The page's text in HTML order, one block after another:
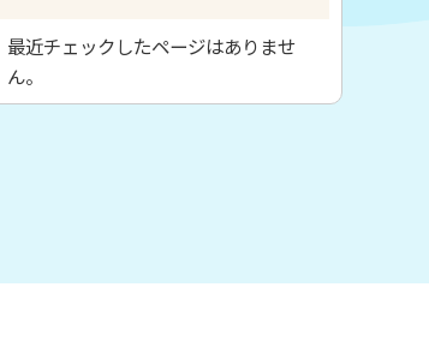
最近チェックしたページはありませ
ん。